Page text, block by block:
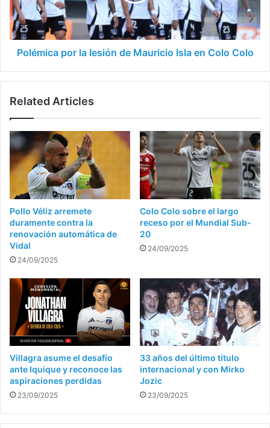
Isla
en
Colo
Colo
Polémica por la lesión de Mauricio Isla en Colo Colo
Related Articles
Pollo Véliz arremete
duramente contra la
renovación automática de
Vidal
24/09/2025
Colo Colo sobre el largo
receso por el Mundial Sub-
20
24/09/2025
Villagra asume el desafío
ante Iquique y reconoce las
aspiraciones perdidas
23/09/2025
33 años del último título
internacional y con Mirko
Jozic
23/09/2025